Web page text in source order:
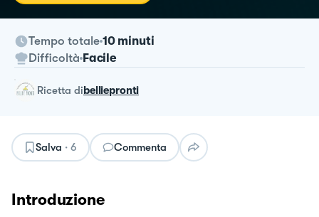
Tempo totale 10 minuti
Difficoltà Facile
ricetta dibelliepronti
Salva · 6 Commenta
Introduzione